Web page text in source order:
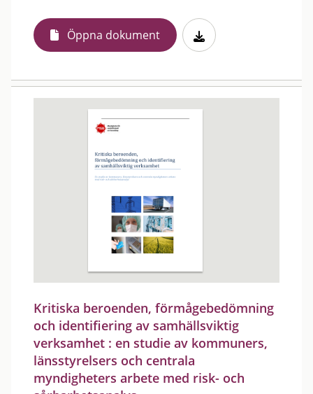
Öppna dokument
Kritiska beroenden, förmågebedömning
och identifiering av samhällsviktig
verksamhet : en studie av kommuners,
länsstyrelsers och centrala
myndigheters arbete med risk- och